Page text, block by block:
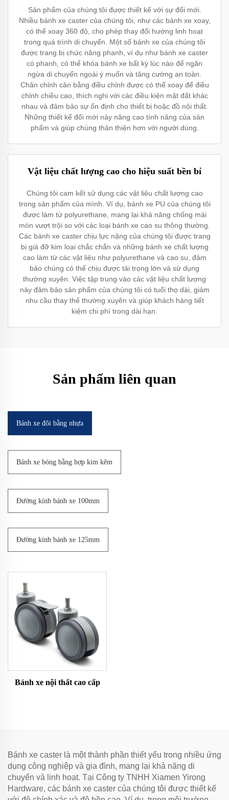
Sản phẩm của chúng tôi được thiết kế với sự đổi mới.
Nhiều bánh xe caster của chúng tôi, như các bánh xe xoay,
có thể xoay 360 độ, cho phép thay đổi hướng linh hoạt
trong quá trình di chuyển. Một số bánh xe của chúng tôi
được trang bị chức năng phanh, ví dụ như bánh xe caster
có phanh, có thể khóa bánh xe bất kỳ lúc nào để ngăn
ngừa di chuyển ngoài ý muốn và tăng cường an toàn.
Chân chỉnh cân bằng điều chỉnh được có thể xoay để điều
chỉnh chiều cao, thích nghi với các điều kiện mặt đất khác
nhau và đảm bảo sự ổn định cho thiết bị hoặc đồ nội thất.
Những thiết kế đổi mới này nâng cao tính năng của sản
phẩm và giúp chúng thân thiện hơn với người dùng.
Vật liệu chất lượng cao cho hiệu suất bền bỉ
Chúng tôi cam kết sử dụng các vật liệu chất lượng cao
trong sản phẩm của mình. Ví dụ, bánh xe PU của chúng tôi
được làm từ polyurethane, mang lại khả năng chống mài
mòn vượt trội so với các loại bánh xe cao su thông thường.
Các bánh xe caster chịu lực nặng của chúng tôi được trang
bị giá đỡ kim loại chắc chắn và những bánh xe chất lượng
cao làm từ các vật liệu như polyurethane và cao su, đảm
bảo chúng có thể chịu được tải trọng lớn và sử dụng
thường xuyên. Việc tập trung vào các vật liệu chất lượng
này đảm bảo sản phẩm của chúng tôi có tuổi thọ dài, giảm
nhu cầu thay thế thường xuyên và giúp khách hàng tiết
kiệm chi phí trong dài hạn.
Sản phẩm liên quan
Bánh xe đôi bằng nhựa
Bánh xe bóng bằng hợp kim kẽm
Đường kính bánh xe 100mm
Đường kính bánh xe 125mm
Bánh xe nội thất cao cấp
Bánh xe caster là một thành phần thiết yếu trong nhiều ứng
dụng công nghiệp và gia đình, mang lại khả năng di
chuyển và linh hoạt. Tại Công ty TNHH Xiamen Yirong
Hardware, các bánh xe caster của chúng tôi được thiết kế